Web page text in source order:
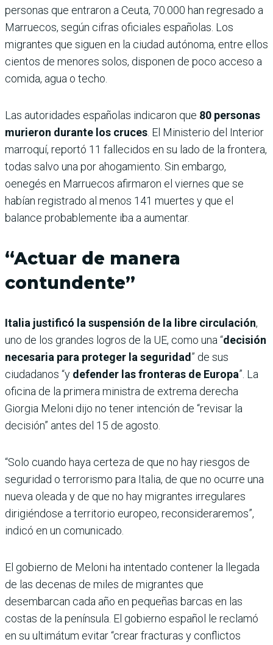
personas que entraron a Ceuta, 70.000 han regresado a
Marruecos, según cifras oficiales españolas. Los
migrantes que siguen en la ciudad autónoma, entre ellos
cientos de menores solos, disponen de poco acceso a
comida, agua o techo.
Las autoridades españolas indicaron que 80 personas
murieron durante los cruces . El Ministerio del Interior
marroquí, reportó 11 fallecidos en su lado de la frontera,
todas salvo una por ahogamiento. Sin embargo,
oenegés en Marruecos afirmaron el viernes que se
habían registrado al menos 141 muertes y que el
balance probablemente iba a aumentar.
“Actuar de manera
contundente”
Italia justificó la suspensión de la libre circulación,
uno de los grandes logros de la UE, como una “decisión
necesaria para proteger la seguridad ” de sus
ciudadanos “y defender las fronteras de Europa”. La
oficina de la primera ministra de extrema derecha
Giorgia Meloni dijo no tener intención de “revisar la
decisión” antes del 15 de agosto.
“Solo cuando haya certeza de que no hay riesgos de
seguridad o terrorismo para Italia, de que no ocurre una
nueva oleada y de que no hay migrantes irregulares
dirigiéndose a territorio europeo, reconsideraremos”,
indicó en un comunicado.
El gobierno de Meloni ha intentado contener la llegada
de las decenas de miles de migrantes que
desembarcan cada año en pequeñas barcas en las
costas de la península. El gobierno español le reclamó
en su ultimátum evitar “crear fracturas y conflictos